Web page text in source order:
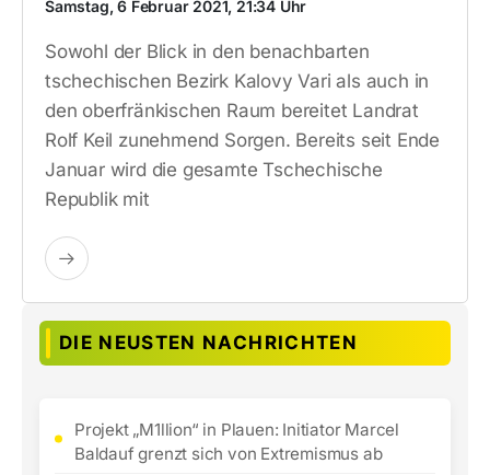
Samstag, 6 Februar 2021, 21:34 Uhr
Sowohl der Blick in den benachbarten
tschechischen Bezirk Kalovy Vari als auch in
den oberfränkischen Raum bereitet Landrat
Rolf Keil zunehmend Sorgen. Bereits seit Ende
Januar wird die gesamte Tschechische
Republik mit
DIE NEUSTEN NACHRICHTEN
Projekt „M1llion“ in Plauen: Initiator Marcel
Baldauf grenzt sich von Extremismus ab